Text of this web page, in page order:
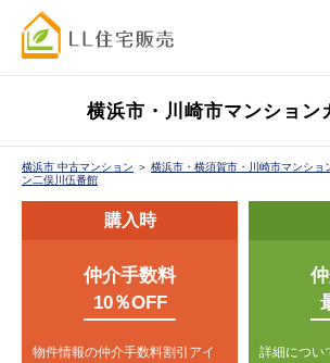
横浜市・川崎市マンション
横浜市 中古マンション ＞ 横浜市・横須賀市・川崎市マンショ
ン二俣川伍番館
購入時
仲介手数料
10％OFF
物件情報の仲介手数料割引アイ
詳細につい